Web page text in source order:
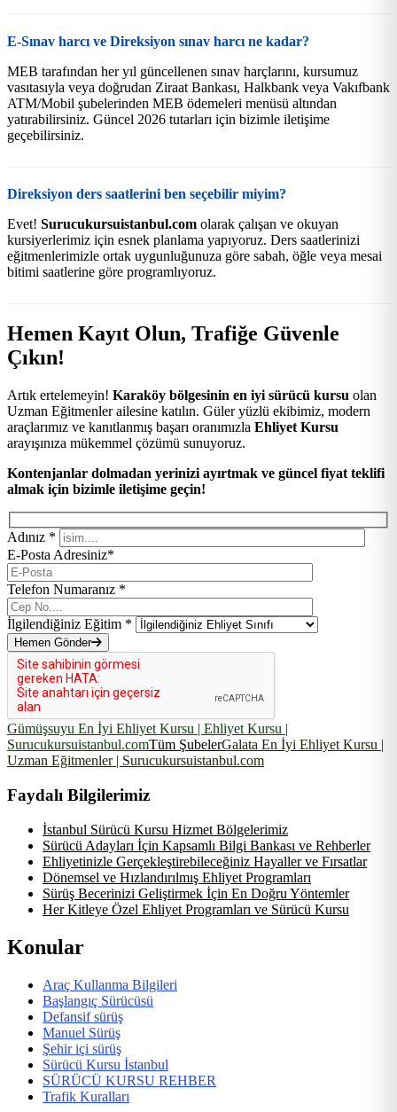
E-Sınav harcı ve Direksiyon sınav harcı ne kadar?
MEB tarafından her yıl güncellenen sınav harçlarını, kursumuz
vasıtasıyla veya doğrudan Ziraat Bankası, Halkbank veya Vakıfbank
ATM/Mobil şubelerinden MEB ödemeleri menüsü altından
yatırabilirsiniz. Güncel 2026 tutarları için bizimle iletişime
geçebilirsiniz.
Direksiyon ders saatlerini ben seçebilir miyim?
Evet! Surucukursuistanbul.com olarak çalışan ve okuyan
kursiyerlerimiz için esnek planlama yapıyoruz. Ders saatlerinizi
eğitmenlerimizle ortak uygunluğunuza göre sabah, öğle veya mesai
bitimi saatlerine göre programlıyoruz.
Hemen Kayıt Olun, Trafiğe Güvenle
Çıkın!
Artık ertelemeyin! Karaköy bölgesinin en iyi sürücü kursu olan
Uzman Eğitmenler ailesine katılın. Güler yüzlü ekibimiz, modern
araçlarımız ve kanıtlanmış başarı oranımızla Ehliyet Kursu
arayışınıza mükemmel çözümü sunuyoruz.
Kontenjanlar dolmadan yerinizi ayırtmak ve güncel fiyat teklifi
almak için bizimle iletişime geçin!
Adınız *
E-Posta Adresiniz*
Telefon Numaranız *
İlgilendiğiniz Eğitim *
Hemen Gönder
Gümüşsuyu En İyi Ehliyet Kursu | Ehliyet Kursu |
Surucukursuistanbul.comTüm ŞubelerGalata En İyi Ehliyet Kursu |
Uzman Eğitmenler | Surucukursuistanbul.com
Faydalı Bilgilerimiz
İstanbul Sürücü Kursu Hizmet Bölgelerimiz
Sürücü Adayları İçin Kapsamlı Bilgi Bankası ve Rehberler
Ehliyetinizle Gerçekleştirebileceğiniz Hayaller ve Fırsatlar
Dönemsel ve Hızlandırılmış Ehliyet Programları
Sürüş Becerinizi Geliştirmek İçin En Doğru Yöntemler
Her Kitleye Özel Ehliyet Programları ve Sürücü Kursu
Konular
Araç Kullanma Bilgileri
Başlangıç Sürücüsü
Defansif sürüş
Manuel Sürüş
Şehir içi sürüş
Sürücü Kursu İstanbul
SÜRÜCÜ KURSU REHBER
Trafik Kuralları